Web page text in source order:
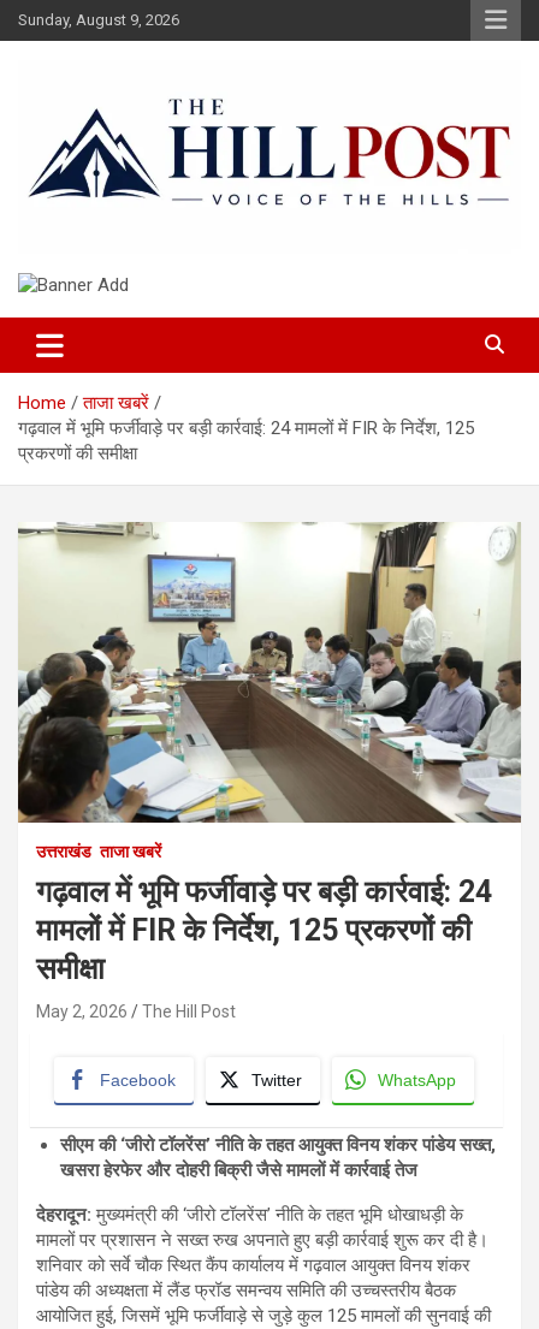
Skip
to
Sunday, August 9, 2026
The Hillpost
Home
ताजा खबरें
गढ़वाल में भूमि फर्जीवाड़े पर बड़ी कार्रवाई: 24 मामलों में FIR के निर्देश, 125
प्रकरणों की समीक्षा
उत्तराखंड ताजा खबरें
गढ़वाल में भूमि फर्जीवाड़े पर बड़ी कार्रवाई: 24
मामलों में FIR के निर्देश, 125 प्रकरणों की
समीक्षा
May 2, 2026 The Hill Post
Facebook Twitter WhatsApp
सीएम की ‘जीरो टॉलरेंस’ नीति के तहत आयुक्त विनय शंकर पांडेय सख्त,
खसरा हेरफेर और दोहरी बिक्री जैसे मामलों में कार्रवाई तेज
देहरादून: मुख्यमंत्री की ‘जीरो टॉलरेंस’ नीति के तहत भूमि धोखाधड़ी के
मामलों पर प्रशासन ने सख्त रुख अपनाते हुए बड़ी कार्रवाई शुरू कर दी है।
शनिवार को सर्वे चौक स्थित कैंप कार्यालय में गढ़वाल आयुक्त विनय शंकर
पांडेय की अध्यक्षता में लैंड फ्रॉड समन्वय समिति की उच्चस्तरीय बैठक
आयोजित हुई, जिसमें भूमि फर्जीवाड़े से जुड़े कुल 125 मामलों की सुनवाई की